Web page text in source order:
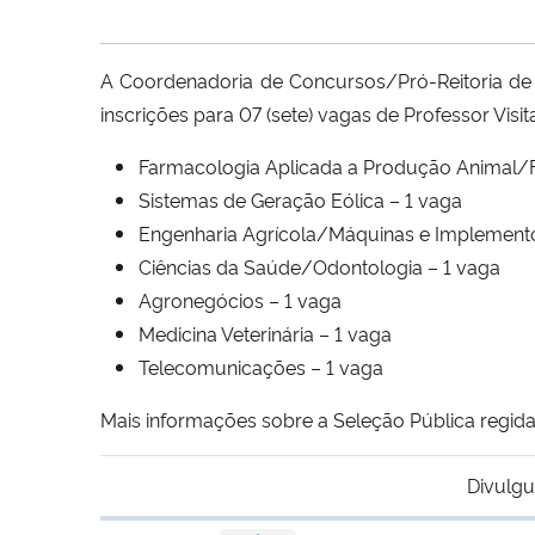
A Coordenadoria de Concursos/Pró-Reitoria
inscrições para 07 (sete) vagas de Professor
Farmacologia Aplicada a Produção
Sistemas de Geração Eólica – 1 vaga
Engenharia Agrícola/Máquinas e
Ciências da Saúde/Odontologia – 1 vaga
Agronegócios – 1 vaga
Medicina Veterinária – 1 vaga
Telecomunicações – 1 vaga
Mais informações sobre a Seleção Pública